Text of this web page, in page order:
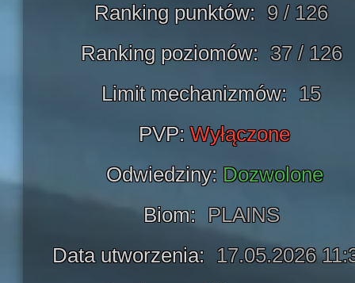
Ranking punktów: 9 / 126
Ranking poziomów: 37 / 126
Limit mechanizmów: 15
PVP: Wyłączone
Odwiedziny: Dozwolone
Biom: PLAINS
Data utworzenia: 17.05.2026